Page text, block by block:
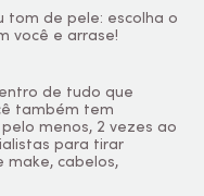
tom de pele: escolha o
você e arrase!
de tudo que
também tem
menos, 2 vezes ao
para tirar
make, cabelos,